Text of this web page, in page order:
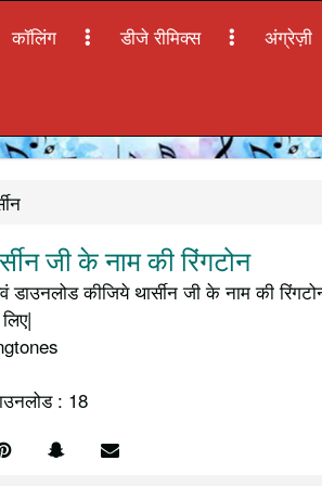
कॉलिंग डीजे रीमिक्स अंग्रेज़ी
जी के नाम की रिंगटोन
डाउनलोड कीजिये थार्सीन जी के नाम की
: 18